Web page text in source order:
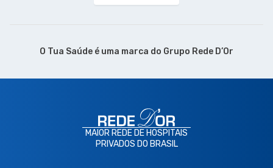
O Tua Saúde é uma marca do Grupo Rede D’Or
MAIOR REDE DE HOSPITAIS
PRIVADOS DO BRASIL